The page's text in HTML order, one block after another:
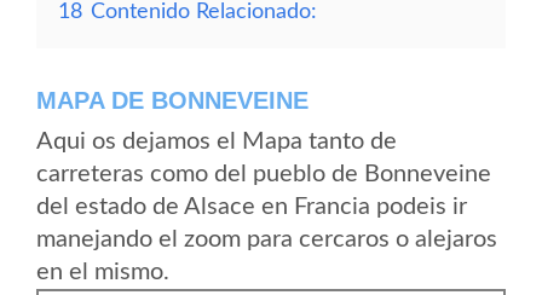
18 Contenido Relacionado:
MAPA DE BONNEVEINE
Aqui os dejamos el Mapa tanto de
carreteras como del pueblo de Bonneveine
del estado de Alsace en Francia podeis ir
manejando el zoom para cercaros o alejaros
en el mismo.